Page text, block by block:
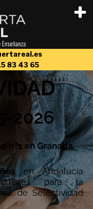
2026
nº1 en Granada
en Andalucía
para la
de Selectividad
83 43 65